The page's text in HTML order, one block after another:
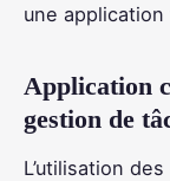
une application
Application
gestion de
L’utilisation